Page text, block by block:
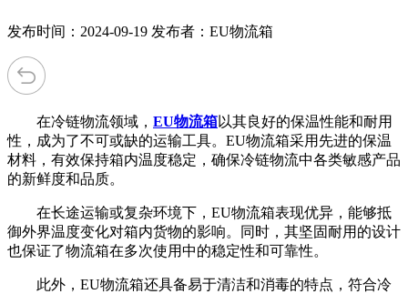
发布时间：2024-09-19 发布者：EU物流箱
在冷链物流领域， EU物流箱以其良好的保温性能和耐用
性，成为了不可或缺的运输工具。EU物流箱采用先进的保温
材料，有效保持箱内温度稳定，确保冷链物流中各类敏感产品
的新鲜度和品质。
在长途运输或复杂环境下，EU物流箱表现优异，能够抵
御外界温度变化对箱内货物的影响。同时，其坚固耐用的设计
也保证了物流箱在多次使用中的稳定性和可靠性。
此外，EU物流箱还具备易于清洁和消毒的特点，符合冷